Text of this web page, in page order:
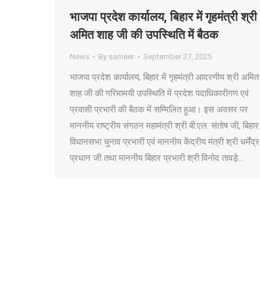
भाजपा प्रदेश कार्यालय, बिहार में गृहमंत्री श्री
अमित शाह जी की उपस्थिति में बैठक
News By sameer September 27, 2025
भाजपा प्रदेश कार्यालय, बिहार में गृहमंत्री आदरणीय श्री अमित
शाह जी की गरिमामयी उपस्थिति में प्रदेश पदाधिकारीगण एवं
प्रवासी प्रभारी की बैठक में सम्मिलित हुआ। इस अवसर पर
माननीय राष्ट्रीय संगठन महामंत्री श्री बी.एल. संतोष जी, बिहार
विधानसभा चुनाव प्रभारी एवं माननीय केंद्रीय मंत्री श्री धर्मेंद्र
प्रधान जी तथा माननीय बिहार प्रभारी श्री विनोद तावड़े…